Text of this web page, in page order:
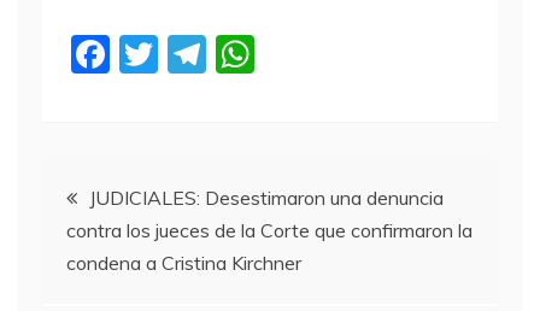
F
b
o
o
T
T
a
m
A
p
p
Navegación
de
JUDICIALES: Desestimaron una denuncia
contra los jueces de la Corte que confirmaron la
condena a Cristina Kirchner